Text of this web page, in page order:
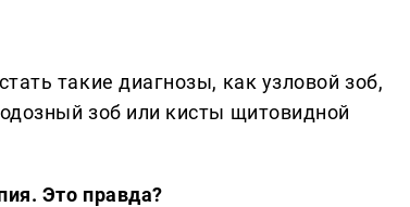
такие диагнозы, как узловой зоб,
зоб или кисты щитовидной
Это правда?